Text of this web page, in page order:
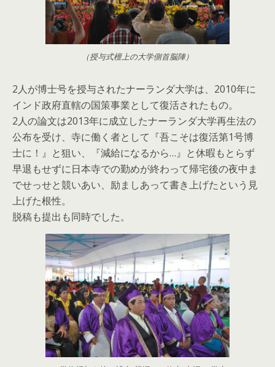
（授与式檀上の大学側首脳陣）
2人が博士号を授与されたナーランダ大学は、2010年に
インド政府直轄の国策事業として復活されたもの。
2人の論文は2013年に成立したナーランダ大学再生法の
公布を受け、寺に働く者として『吾こそは復活第1号博
士に！』と狙い、『減給になるから…』と休暇もとらず
早退もせずに日本寺での勤めが終わって帰宅後の夜中ま
でせっせと競いあい、励ましあって書き上げたという見
上げた根性。
脱稿も提出も同時でした。